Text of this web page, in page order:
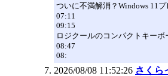
ついに不満解消？Windows 11
07:11
09:15
ロジクールのコンパクトキー
08:47
08:
2026/08/08 11:52:26 さくら